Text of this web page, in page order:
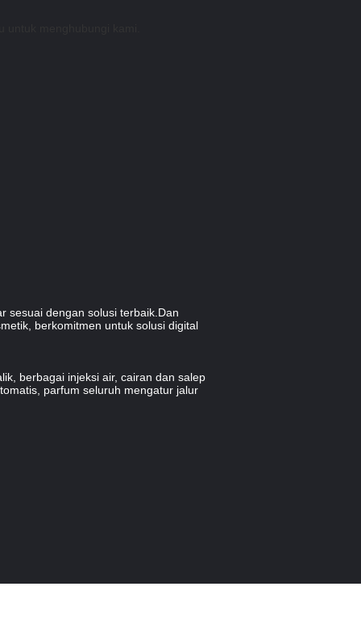
sesuai dengan solusi terbaik.Dan
berkomitmen untuk solusi digital
berbagai injeksi air, cairan dan salep
parfum seluruh mengatur jalur